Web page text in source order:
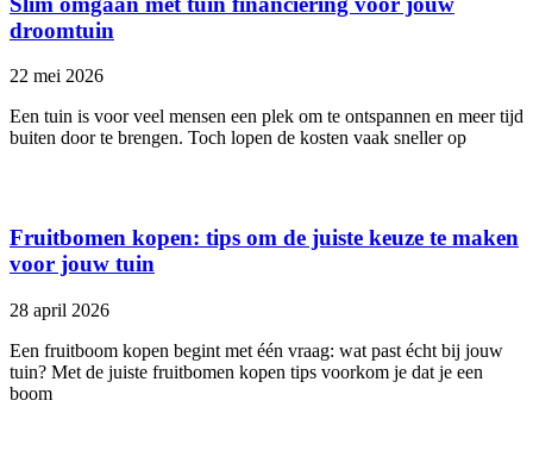
droomtuin
22 mei 2026
Een tuin is voor veel mensen een plek om te ontspannen en meer tijd
buiten door te brengen. Toch lopen de kosten vaak sneller op
Fruitbomen kopen: tips om de juiste keuze te maken
voor jouw tuin
28 april 2026
Een fruitboom kopen begint met één vraag: wat past écht bij jouw
tuin? Met de juiste fruitbomen kopen tips voorkom je dat je een
boom